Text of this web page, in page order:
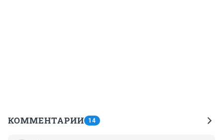
КОММЕНТАРИИ 14